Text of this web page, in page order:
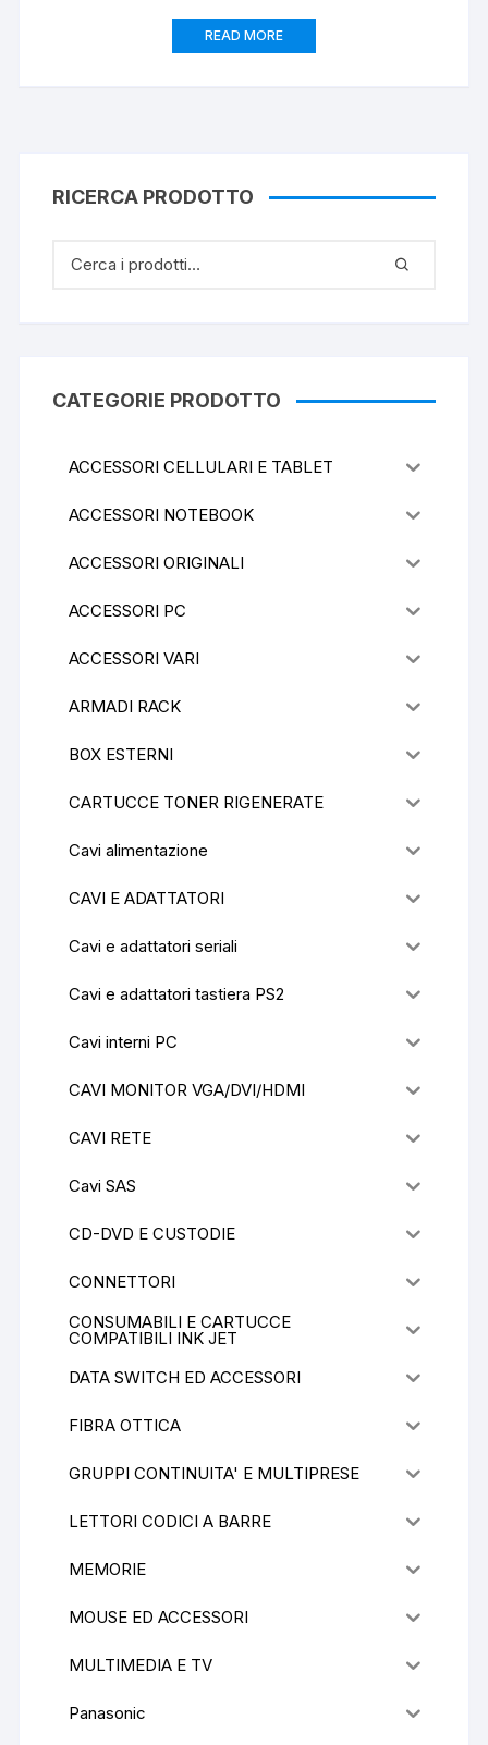
READ MORE
RICERCA PRODOTTO
CATEGORIE PRODOTTO
ACCESSORI CELLULARI E TABLET
ACCESSORI NOTEBOOK
ACCESSORI ORIGINALI
ACCESSORI PC
ACCESSORI VARI
ARMADI RACK
BOX ESTERNI
CARTUCCE TONER RIGENERATE
Cavi alimentazione
CAVI E ADATTATORI
Cavi e adattatori seriali
Cavi e adattatori tastiera PS2
Cavi interni PC
CAVI MONITOR VGA/DVI/HDMI
CAVI RETE
Cavi SAS
CD-DVD E CUSTODIE
CONNETTORI
CONSUMABILI E CARTUCCE
COMPATIBILI INK JET
DATA SWITCH ED ACCESSORI
FIBRA OTTICA
GRUPPI CONTINUITA' E MULTIPRESE
LETTORI CODICI A BARRE
MEMORIE
MOUSE ED ACCESSORI
MULTIMEDIA E TV
Panasonic